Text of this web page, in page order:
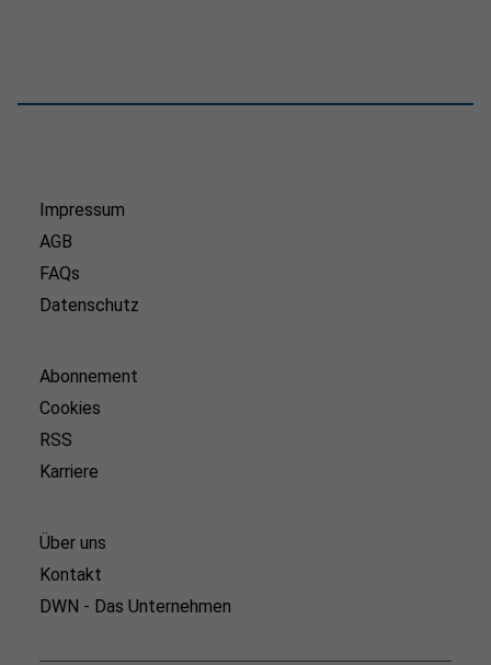
Impressum
AGB
FAQs
Datenschutz
Abonnement
Cookies
RSS
Karriere
Über uns
Kontakt
DWN - Das Unternehmen